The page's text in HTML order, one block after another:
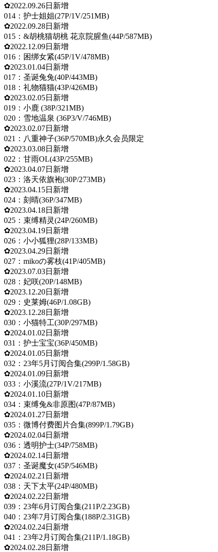
✿2022.09.26日新增
014：护士姐姐(27P/1V/251MB)
✿2022.09.28日新增
015：&胡桃猫胡桃 花京院腥鱼(44P/587MB)
✿2022.12.09日新增
016：困绑女紧(45P/1V/478MB)
✿2023.01.04日新增
017：圣诞兔兔(40P/443MB)
018：礼物猫猫(43P/426MB)
✿2023.02.05日新增
019：小鹿 (38P/321MB)
020：雪地温泉 (36P3/V/746MB)
✿2023.02.07日新增
021：八重神子(36P/570MB)永久会员限定
✿2023.03.08日新增
022：甘雨OL(43P/255MB)
✿2023.04.07日新增
023：洛天依旗袍(30P/273MB)
✿2023.04.15日新增
024：刻晴(36P/347MB)
✿2023.04.18日新增
025：束缚精灵(24P/260MB)
✿2023.04.19日新增
026：小小狐狸(28P/133MB)
✿2023.04.29日新增
027：mikoの雾枝(41P/405MB)
✿2023.07.03日新增
028：妃咲(20P/148MB)
✿2023.12.20日新增
029：史莱姆(46P/1.08GB)
✿2023.12.28日新增
030：小猫特工(30P/297MB)
✿2024.01.02日新增
031：护士宝宝(36P/450MB)
✿2024.01.05日新增
032：23年5月订阅合集(299P/1.58GB)
✿2024.01.09日新增
033：小溪流(27P/1V/217MB)
✿2024.01.10日新增
034：束缚兔&非原图(47P/87MB)
✿2024.01.27日新增
035：微博付费图片合集(899P/1.79GB)
✿2024.02.04日新增
036：透明护士(34P/758MB)
✿2024.02.14日新增
037：圣诞魔女(45P/546MB)
✿2024.02.21日新增
038：天下太平(24P/480MB)
✿2024.02.22日新增
039：23年6月订阅合集(211P/2.23GB)
040：23年7月订阅合集(188P/2.31GB)
✿2024.02.24日新增
041：23年2月订阅合集(211P/1.18GB)
✿2024.02.28日新增